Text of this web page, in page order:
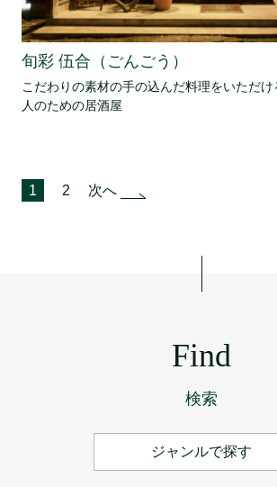
旬彩 伍合（ごんごう）
こだわりの素材の手の込んだ料理をいただ
人のための居酒屋
投1 2 次へ
Find
検索
ジャンルで探す